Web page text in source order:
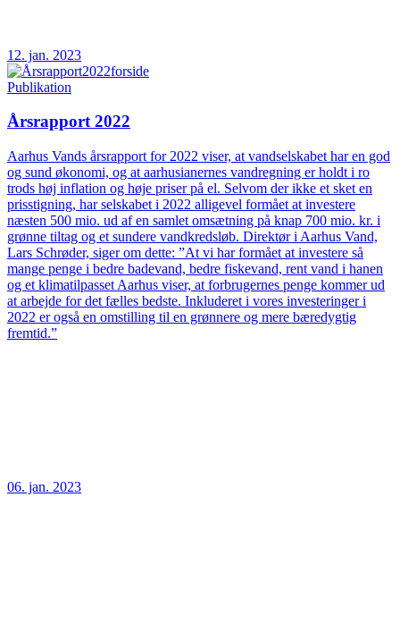
12. jan. 2023
Publikation
Årsrapport 2022
Aarhus Vands årsrapport for 2022 viser, at vandselskabet har en god
og sund økonomi, og at aarhusianernes vandregning er holdt i ro
trods høj inflation og høje priser på el. Selvom der ikke et sket en
prisstigning, har selskabet i 2022 alligevel formået at investere
næsten 500 mio. ud af en samlet omsætning på knap 700 mio. kr. i
grønne tiltag og et sundere vandkredsløb. Direktør i Aarhus Vand,
Lars Schrøder, siger om dette: ”At vi har formået at investere så
mange penge i bedre badevand, bedre fiskevand, rent vand i hanen
og et klimatilpasset Aarhus viser, at forbrugernes penge kommer ud
at arbejde for det fælles bedste. Inkluderet i vores investeringer i
2022 er også en omstilling til en grønnere og mere bæredygtig
fremtid.”
06. jan. 2023